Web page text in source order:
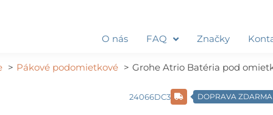
O nás FAQ Značky
Pákové podomietkové Grohe Atrio Batéria pod
24066DC3 DOPRAVA ZDARMA